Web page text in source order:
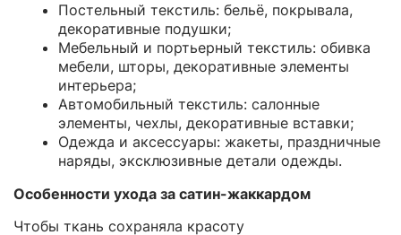
Постельный текстиль: бельё, покрывала,
декоративные подушки;
Мебельный и портьерный текстиль: обивка
мебели, шторы, декоративные элементы
интерьера;
Автомобильный текстиль: салонные
элементы, чехлы, декоративные вставки;
Одежда и аксессуары: жакеты, праздничные
наряды, эксклюзивные детали одежды.
Особенности ухода за сатин-жаккардом
Чтобы ткань сохраняла красоту